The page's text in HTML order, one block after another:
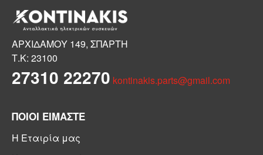
ΑΡΧΙΔΑΜΟΥ 149, ΣΠΑΡΤΗ
Τ.Κ: 23100
27310 22270 kontinakis.parts@gmail.com
ΠΟΙΟΙ ΕΙΜΑΣΤΕ
Η Εταιρία μας